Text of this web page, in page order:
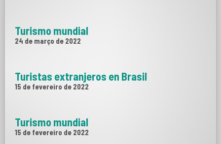
Turismo mundial
24 de março de 2022
Turistas extranjeros en Brasil
15 de fevereiro de 2022
Turismo mundial
15 de fevereiro de 2022